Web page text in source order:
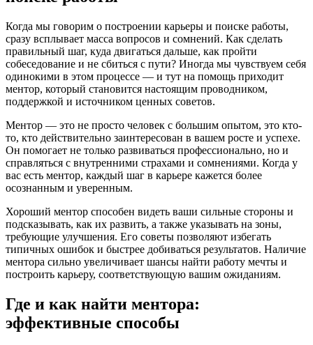
Когда мы говорим о построении карьеры и поиске работы,
сразу всплывает масса вопросов и сомнений. Как сделать
правильный шаг, куда двигаться дальше, как пройти
собеседование и не сбиться с пути? Иногда мы чувствуем себя
одинокими в этом процессе — и тут на помощь приходит
ментор, который становится настоящим проводником,
поддержкой и источником ценных советов.
Ментор — это не просто человек с большим опытом, это кто-
то, кто действительно заинтересован в вашем росте и успехе.
Он помогает не только развиваться профессионально, но и
справляться с внутренними страхами и сомнениями. Когда у
вас есть ментор, каждый шаг в карьере кажется более
осознанным и уверенным.
Хороший ментор способен видеть ваши сильные стороны и
подсказывать, как их развить, а также указывать на зоны,
требующие улучшения. Его советы позволяют избегать
типичных ошибок и быстрее добиваться результатов. Наличие
ментора сильно увеличивает шансы найти работу мечты и
построить карьеру, соответствующую вашим ожиданиям.
Где и как найти ментора:
эффективные способы